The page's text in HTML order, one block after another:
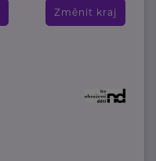
Změnit kraj